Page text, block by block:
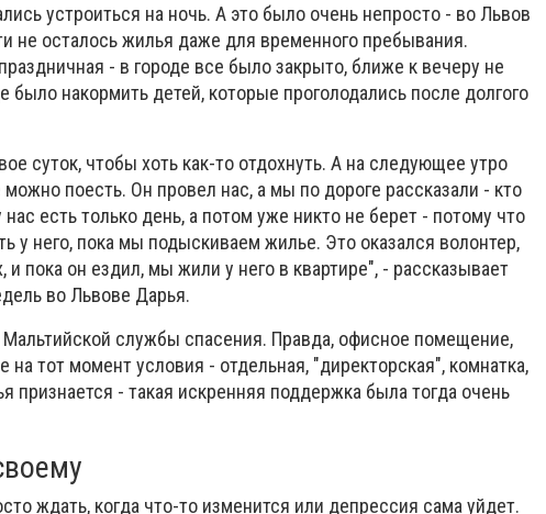
устроиться на ночь. А это было очень непросто - во Львов
не осталось жилья даже для временного пребывания.
- в городе все было закрыто, ближе к вечеру не
было накормить детей, которые проголодались после долгого
суток, чтобы хоть как-то отдохнуть. А на следующее утро
поесть. Он провел нас, а мы по дороге рассказали - кто
есть только день, а потом уже никто не берет - потому что
у него, пока мы подыскиваем жилье. Это оказался волонтер,
и пока он ездил, мы жили у него в квартире", - рассказывает
во Львове Дарья.
службы спасения. Правда, офисное помещение,
тот момент условия - отдельная, "директорская", комнатка,
признается - такая искренняя поддержка была тогда очень
ждать, когда что-то изменится или депрессия сама уйдет.